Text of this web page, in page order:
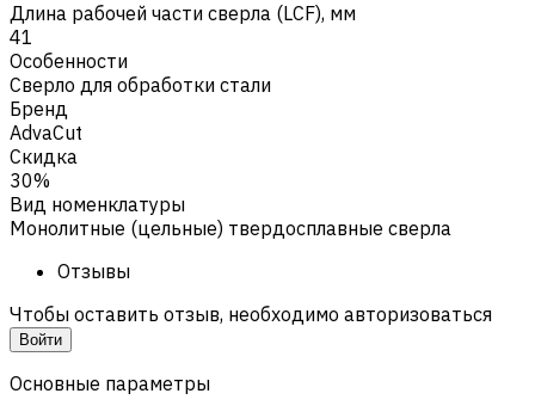
Длина рабочей части сверла (LCF), мм
41
Особенности
Сверло для обработки стали
Бренд
AdvaCut
Скидка
30%
Вид номенклатуры
Монолитные (цельные) твердосплавные сверла
Отзывы
Чтобы оставить отзыв, необходимо авторизоваться
Войти
Основные параметры